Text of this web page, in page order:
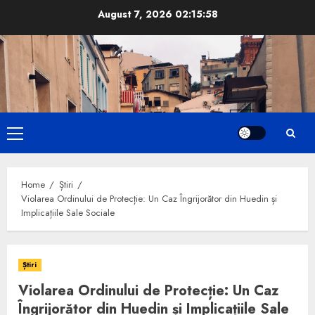
content
August 7, 2026 02:15:59
Primary
Menu
Home
Știri
Violarea Ordinului de Protecție: Un Caz Îngrijorător din Huedin și
Implicațiile Sale Sociale
Știri
Violarea Ordinului de Protecție: Un Caz
Îngrijorător din Huedin și Implicațiile Sale